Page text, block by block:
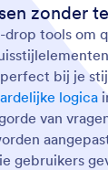
zonder
tools om
bij je
logica
van
gebruikers